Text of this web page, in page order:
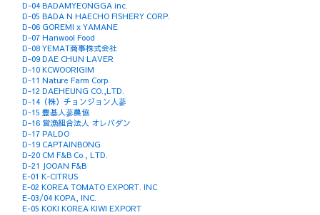
D-04 BADAMYEONGGA inc.
D-05 BADA N HAECHO FISHERY CORP.
D-06 GOREMI x YAMANE
D-07 Hanwool Food
D-08 YEMAT商事株式会社
D-09 DAE CHUN LAVER
D-10 KCWOORIGIM
D-11 Nature Farm Corp.
D-12 DAEHEUNG CO.,LTD.
D-14（株）チョンジョン人蔘
D-15 豊基人蔘農協
D-16 営漁組合法人 オレバダン
D-17 PALDO
D-19 CAPTAINBONG
D-20 CM F&B Co., LTD.
D-21 JOOAN F&B
E-01 K-CITRUS
E-02 KOREA TOMATO EXPORT. INC
E-03/04 KOPA, INC.
E-05 KOKI KOREA KIWI EXPORT